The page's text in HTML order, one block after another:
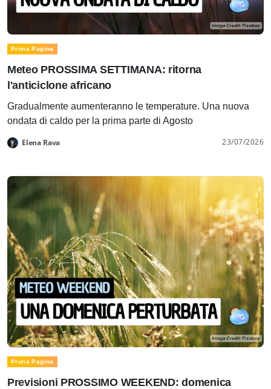
Prima Pagina
Meteo PROSSIMA SETTIMANA: ritorna
l'anticiclone africano
Gradualmente aumenteranno le temperature. Una nuova
ondata di caldo per la prima parte di Agosto
Elena Rava 23/07/2026
Prima Pagina
Previsioni PROSSIMO WEEKEND: domenica